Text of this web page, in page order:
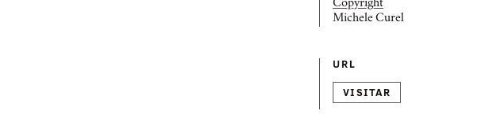
Copyright
Michele Curel
URL
VISITAR